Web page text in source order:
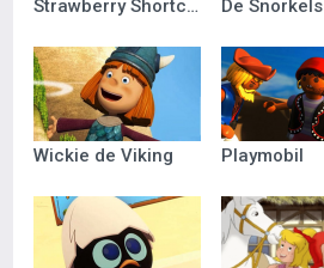
Strawberry Shortcake De Snorkels
Wickie de Viking Playmobil